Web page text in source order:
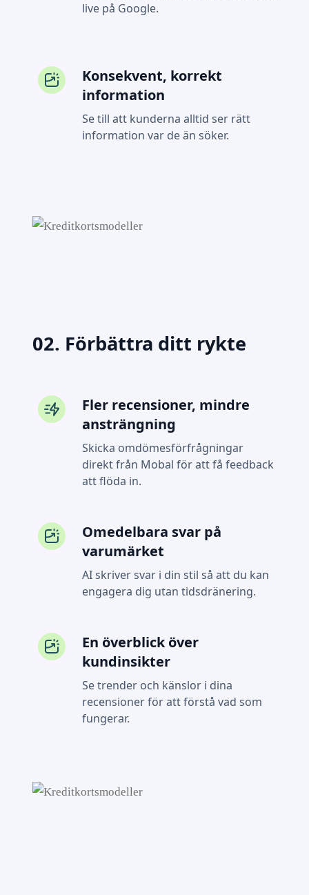
live på Google.
Konsekvent, korrekt
information
Se till att kunderna alltid ser rätt
information var de än söker.
02. Förbättra ditt rykte
Fler recensioner, mindre
ansträngning
Skicka omdömesförfrågningar
direkt från Mobal för att få feedback
att flöda in.
Omedelbara svar på
varumärket
AI skriver svar i din stil så att du kan
engagera dig utan tidsdränering.
En överblick över
kundinsikter
Se trender och känslor i dina
recensioner för att förstå vad som
fungerar.